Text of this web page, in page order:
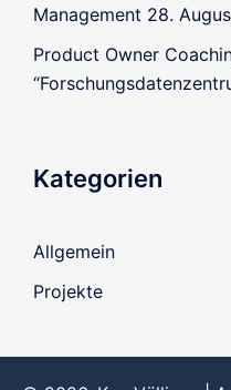
Management 28.
Product Owner
Kategorien
Allgemein
Projekte